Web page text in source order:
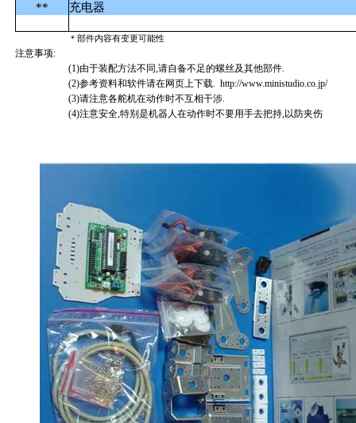
**
充电器
＊部件内容有变更可能性
注意事项:
(1)由于装配方法不同,请自备不足的螺丝及其他部件.
(2)参考资料和软件请在网页上下载. http://www.ministudio.co.jp/
(3)请注意各舵机在动作时不互相干涉.
(4)注意安全,特别是机器人在动作时不要用手去把持,以防夹伤